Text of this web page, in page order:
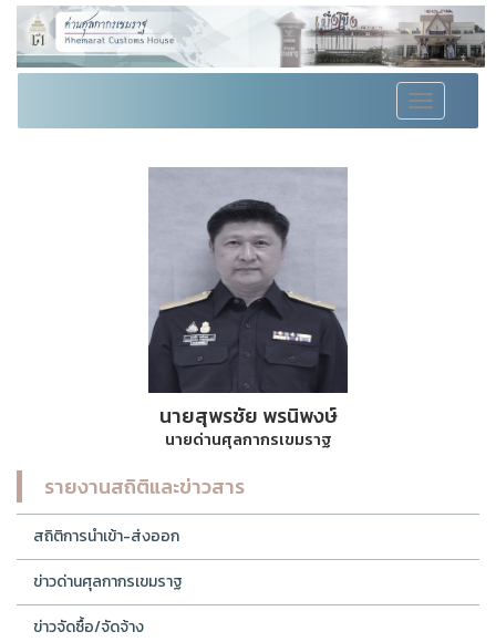
Toggle
navigation
นายสุพรชัย พรนิพงษ์
นายด่านศุลกากรเขมราฐ
รายงานสถิติและข่าวสาร
สถิติการนำเข้า-ส่งออก
ข่าวด่านศุลกากรเขมราฐ
ข่าวจัดซื้อ/จัดจ้าง